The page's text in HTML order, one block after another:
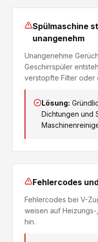
Spülmaschine
unangenehm
Unangenehme
Geschirrspüler
verstopfte Filter oder
Lösung:
Dichtungen und
Fehlercodes
Fehlercodes bei V-
weisen auf
hin.